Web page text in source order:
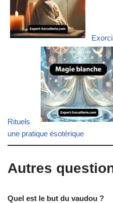
Rituels
une pratique ésotérique
Autres
Quel est le but du vaudou ?